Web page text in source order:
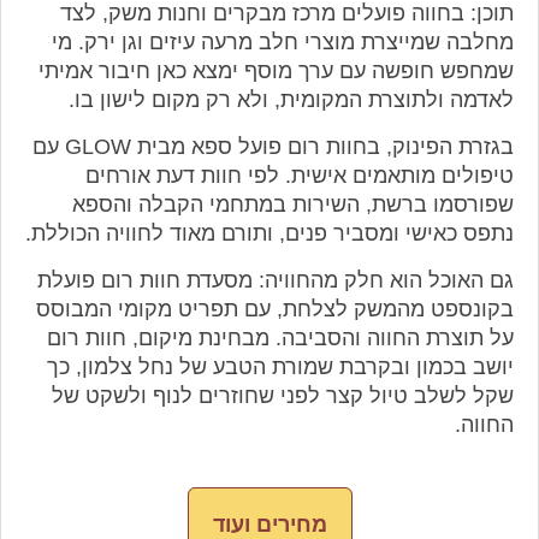
תוכן: בחווה פועלים מרכז מבקרים וחנות משק, לצד
מחלבה שמייצרת מוצרי חלב מרעה עיזים וגן ירק. מי
שמחפש חופשה עם ערך מוסף ימצא כאן חיבור אמיתי
לאדמה ולתוצרת המקומית, ולא רק מקום לישון בו.
בגזרת הפינוק, בחוות רום פועל ספא מבית GLOW עם
טיפולים מותאמים אישית. לפי חוות דעת אורחים
שפורסמו ברשת, השירות במתחמי הקבלה והספא
נתפס כאישי ומסביר פנים, ותורם מאוד לחוויה הכוללת.
גם האוכל הוא חלק מהחוויה: מסעדת חוות רום פועלת
בקונספט מהמשק לצלחת, עם תפריט מקומי המבוסס
על תוצרת החווה והסביבה. מבחינת מיקום, חוות רום
יושב בכמון ובקרבת שמורת הטבע של נחל צלמון, כך
שקל לשלב טיול קצר לפני שחוזרים לנוף ולשקט של
החווה.
מחירים ועוד